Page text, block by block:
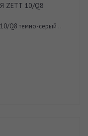
ZETT 10/Q8
Q8 темно-серый ..